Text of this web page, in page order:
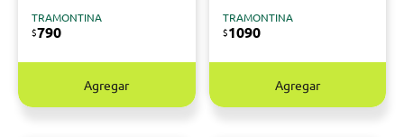
TRAMONTINA
$790
Agregar
TRAMONTINA
$1090
Agregar